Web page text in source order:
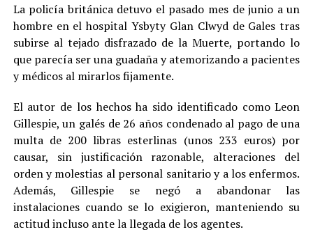
La policía británica detuvo el pasado mes de junio a un
hombre en el hospital Ysbyty Glan Clwyd de Gales tras
subirse al tejado disfrazado de la Muerte, portando lo
que parecía ser una guadaña y atemorizando a pacientes
y médicos al mirarlos fijamente.
El autor de los hechos ha sido identificado como Leon
Gillespie, un galés de 26 años condenado al pago de una
multa de 200 libras esterlinas (unos 233 euros) por
causar, sin justificación razonable, alteraciones del
orden y molestias al personal sanitario y a los enfermos.
Además, Gillespie se negó a abandonar las
instalaciones cuando se lo exigieron, manteniendo su
actitud incluso ante la llegada de los agentes.